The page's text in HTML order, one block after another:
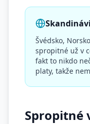
Švédsko,
spropitné už v
fakt to nikdo
platy, takže
Spropitné